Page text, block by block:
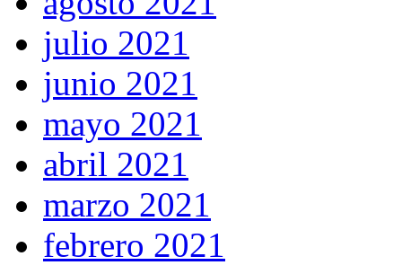
julio 2021
junio 2021
mayo 2021
abril 2021
marzo 2021
febrero 2021